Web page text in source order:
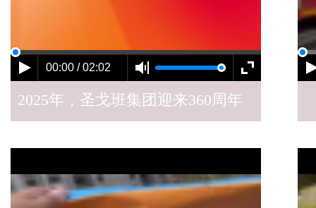
2025年，圣戈班集团迎来360周年
00:00 / 02:02